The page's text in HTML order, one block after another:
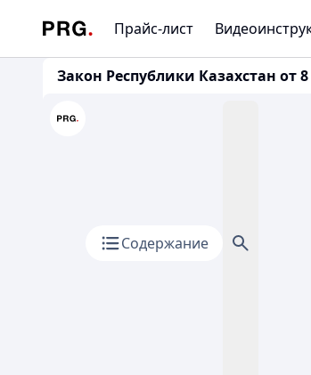
Прайс-лист
Закон Республики Казахстан от
Содержание